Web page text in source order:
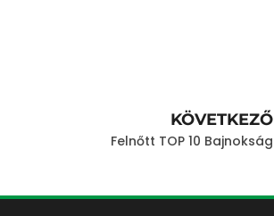
KÖVETKEZŐ
Felnőtt TOP 10 Bajnokság